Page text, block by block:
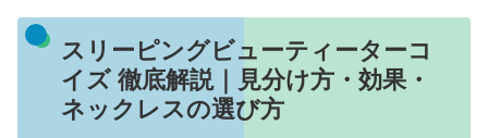
スリーピングビューティーターコ
イズ 徹底解説｜見分け方・効果・
ネックレスの選び方